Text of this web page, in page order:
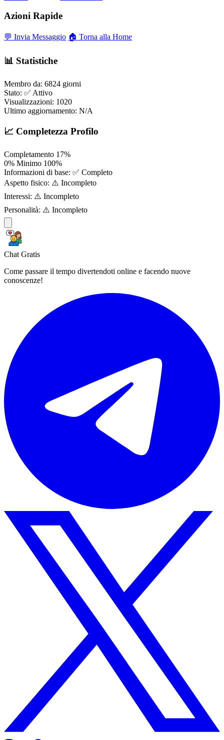
Azioni Rapide
💬 Invia Messaggio 🏠 Torna alla Home
📊 Statistiche
Membro da: 6824 giorni
Stato: ✅ Attivo
Visualizzazioni: 1020
Ultimo aggiornamento: N/A
📈 Completezza Profilo
Completamento 17%
0% Minimo 100%
Informazioni di base: ✅ Completo
Aspetto fisico: ⚠️ Incompleto
Interessi: ⚠️ Incompleto
Personalità: ⚠️ Incompleto
Chat Gratis
Come passare il tempo divertendoti online e facendo nuove
conoscenze!